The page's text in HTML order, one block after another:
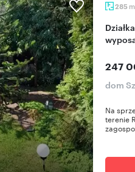
285 m
Działka ROD z domkiem 60 m², nasadzenia,
247
dom
Na
terenie